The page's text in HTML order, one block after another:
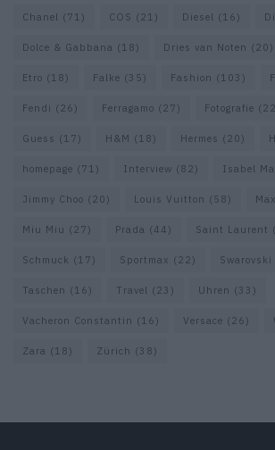
Chanel (71) COS (21) Diesel (16)
Dolce & Gabbana (18) Dries van Noten (20)
Etro (18) Falke (35) Fashion (103)
Fendi (26) Ferragamo (27) Fotografie
Guess (17) H&M (18) Hermes (20)
homepage (71) Interview (82) Isabel
Jimmy Choo (20) Louis Vuitton (58)
Miu Miu (27) Prada (44) Saint Laurent
Schmuck (17) Sportmax (22) Swarovski
Taschen (16) Travel (23) Uhren (33)
Vacheron Constantin (16) Versace (26)
Zara (18) Zürich (38)